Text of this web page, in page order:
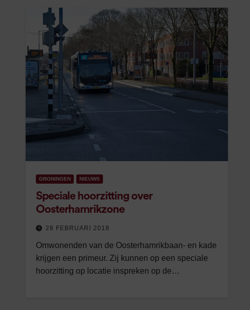
GRONINGEN NIEUWS
Speciale hoorzitting over
Oosterhamrikzone
28 FEBRUARI 2018
Omwonenden van de Oosterhamrikbaan- en kade
krijgen een primeur. Zij kunnen op een speciale
hoorzitting op locatie inspreken op de…